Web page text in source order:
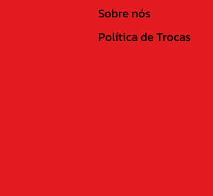
Sobre nós
Política de Trocas